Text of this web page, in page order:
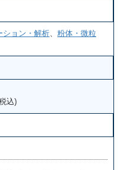
ション・解析、 粉体・微粒
込)